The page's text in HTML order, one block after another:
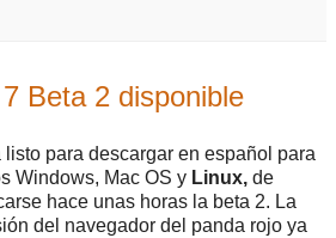
Beta 2 disponible
listo para descargar en español para
Windows, Mac OS y Linux, de
hace unas horas la beta 2. La
del navegador del panda rojo ya